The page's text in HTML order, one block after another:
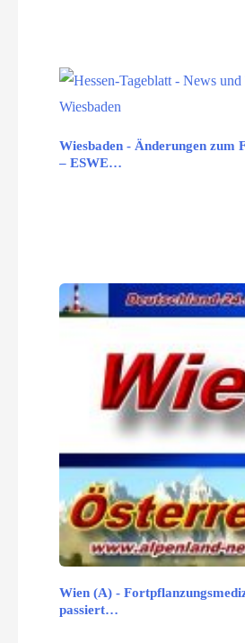
Wiesbaden - Änderungen zum
– ESWE…
Wien (A) -
passiert…